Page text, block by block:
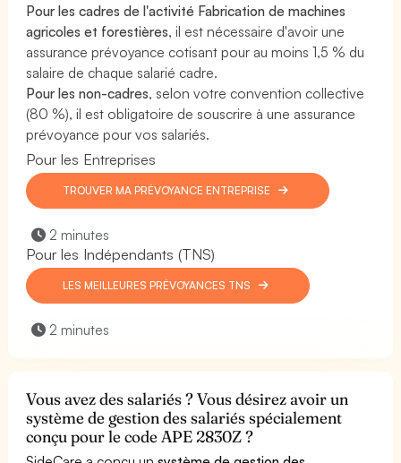
Pour les cadres de l'activité Fabrication de machines
agricoles et forestières, il est nécessaire d'avoir une
assurance prévoyance cotisant pour au moins 1,5 % du
salaire de chaque salarié cadre.
Pour les non-cadres, selon votre convention collective
(80 %), il est obligatoire de souscrire à une assurance
prévoyance pour vos salariés.
Pour les Entreprises
TROUVER MA PRÉVOYANCE ENTREPRISE
2 minutes
Pour les Indépendants (TNS)
LES MEILLEURES PRÉVOYANCES TNS
2 minutes
Vous avez des salariés ? Vous désirez avoir un
système de gestion des salariés spécialement
conçu pour le code APE 2830Z ?